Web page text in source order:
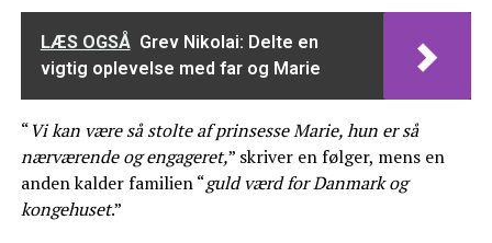
LÆS OGSÅ Grev Nikolai: Delte en
vigtig oplevelse med far og Marie
“Vi kan være så stolte af prinsesse Marie, hun er så
nærværende og engageret,” skriver en følger, mens en
anden kalder familien “guld værd for Danmark og
kongehuset.”